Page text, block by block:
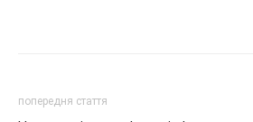
попередня стаття